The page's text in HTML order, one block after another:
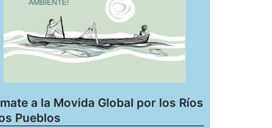
a la Movida Global por los Ríos
Pueblos